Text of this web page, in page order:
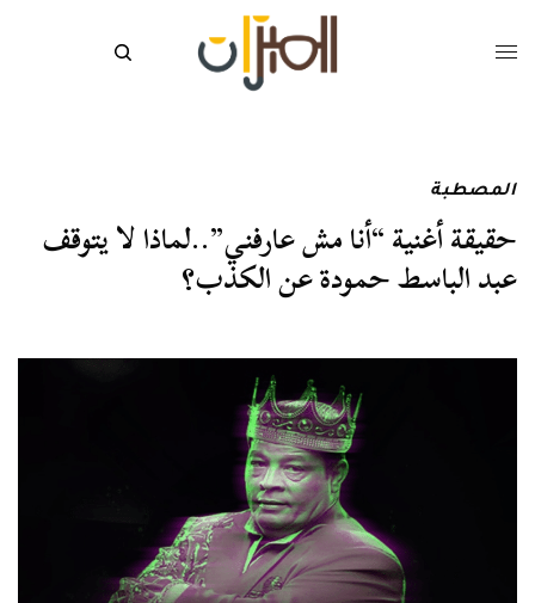
المصطبة
حقيقة أغنية “أنا مش عارفني”..لماذا لا يتوقف
عبد الباسط حمودة عن الكذب؟